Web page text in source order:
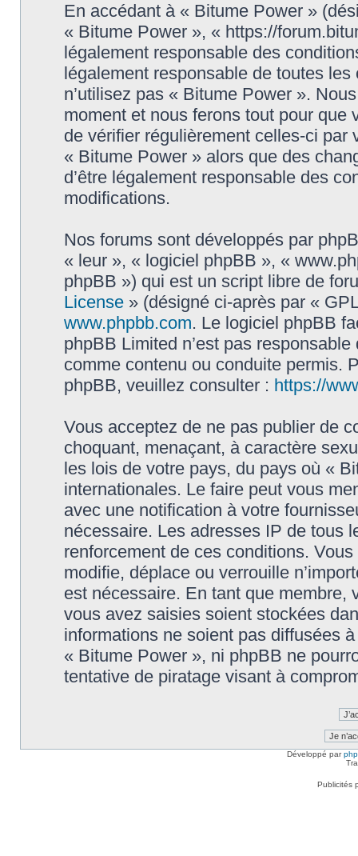
En accédant à « Bitume Power »
« Bitume Power », « https://
légalement responsable des
légalement responsable de toutes
n’utilisez pas « Bitume Power ».
moment et nous ferons tout pour que
de vérifier régulièrement celles-ci par
« Bitume Power » alors que des
d’être légalement responsable des
modifications.
Nos forums sont développés par
« leur », « logiciel phpBB », «
phpBB ») qui est un script libre de
License » (désigné ci-après par «
www.phpbb.com. Le logiciel phpBB
phpBB Limited n’est pas
comme contenu ou conduite permis.
phpBB, veuillez consulter : https://
Vous acceptez de ne pas publier de
choquant, menaçant, à caractère
les lois de votre pays, du pays où «
internationales. Le faire peut vous
avec une notification à votre
nécessaire. Les adresses IP de tous
renforcement de ces conditions.
modifie, déplace ou verrouille
est nécessaire. En tant que membre,
vous avez saisies soient stockées
informations ne soient pas diffusées
« Bitume Power », ni phpBB ne
tentative de piratage visant à
Développé par
Publicités